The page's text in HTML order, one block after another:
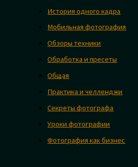
История одного кадра
Мобильная фотография
Обзоры техники
Обработка и пресеты
Общая
Практика и челленджи
Секреты фотографа
Уроки фотографии
Фотография как бизнес